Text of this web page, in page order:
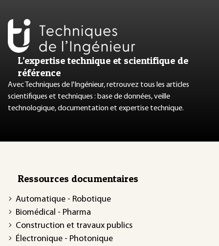
L’expertise technique et scientifique de
référence
Avec Techniques de l'Ingénieur, retrouvez tous les articles
scientifiques et techniques : base de données, veille
technologique, documentation et expertise technique.
Ressources documentaires
Automatique - Robotique
Biomédical - Pharma
Construction et travaux publics
Électronique - Photonique